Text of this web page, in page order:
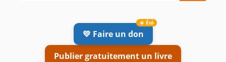
💛 Faire un don
Publier gratuitement un livre